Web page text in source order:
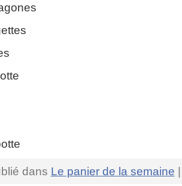
dans Le panier de la semaine